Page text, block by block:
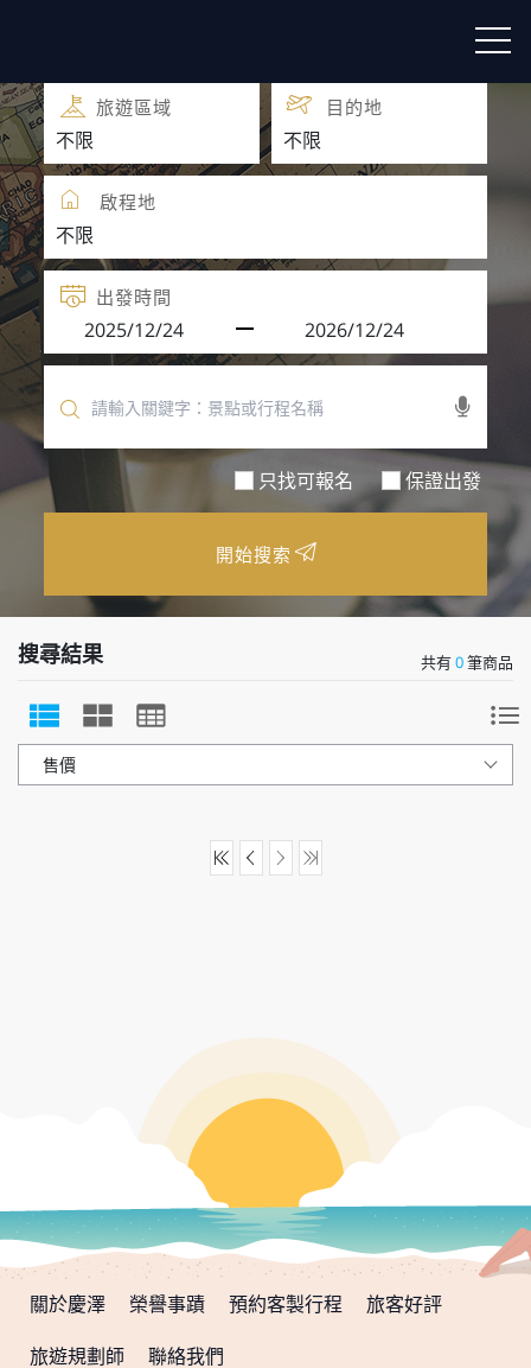
旅遊區域 目的地
啟程地
出發時間
只找可報名 保證出發
開始搜索
搜尋結果 共有0筆商品
關於慶澤 榮譽事蹟 預約客製行程 旅客好評
旅遊規劃師 聯絡我們